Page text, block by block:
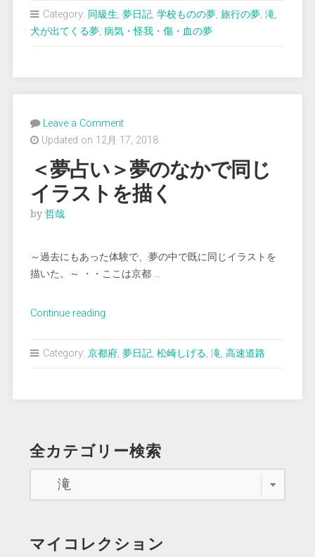
占
い
厳
の
の
熱
で
火
Category: 同級生, 夢日記, 学校ものの夢, 旅行の夢, 滝,
犬が出てくる夢, 病気・怪我・傷・血の夢
Leave a Comment
Updated on 12月 17, 2018
＜夢占い＞夢のなかで同じ
イラストを描く
by 哲哉
～過去にもあった体験で、夢の中で既に同じイラストを
描いた。～ ・・ここは京都 …
Continue reading“＜
占
夢
か
じ
ス
Category: 京都府, 夢日記, 松崎しげる, 滝, 高速道路
全カテゴリー検索
マイコレクション